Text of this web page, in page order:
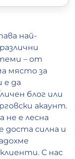
най-
– от
място за
е да
блог или
акаунт.
е лесна
доста силна и
С нас